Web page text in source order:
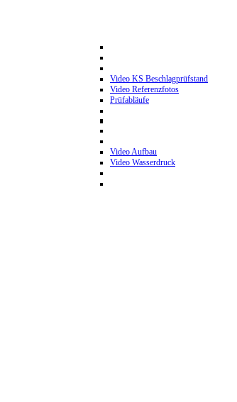
Video KS Beschlagprüfstand
Video Referenzfotos
Prüfabläufe
Video Aufbau
Video Wasserdruck